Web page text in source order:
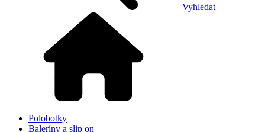
Vyhledat
Polobotky
Baleríny a slip on